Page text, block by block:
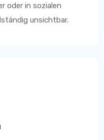
oder in sozialen
unsichtbar.